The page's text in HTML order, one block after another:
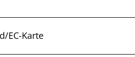
EC-Karte